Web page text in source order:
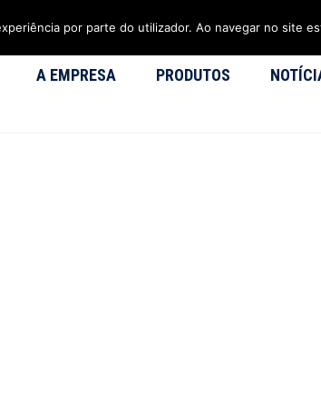
A EMPRESA PRODUTOS
por parte do utilizador. Ao navegar no site